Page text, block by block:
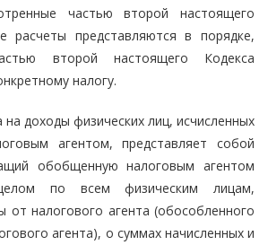
частью второй настоящего
расчеты представляются в порядке,
второй настоящего Кодекса
налогу.
на доходы физических лиц, исчисленных
агентом, представляет собой
обобщенную налоговым агентом
по всем физическим лицам,
от налогового агента (обособленного
агента), о суммах начисленных и